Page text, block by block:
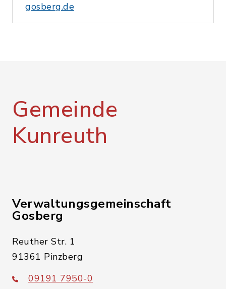
gosberg.de
Gemeinde
Kunreuth
Verwaltungsgemeinschaft
Gosberg
Reuther Str. 1
91361 Pinzberg
09191 7950-0